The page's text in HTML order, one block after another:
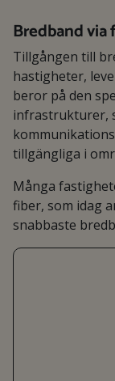
Bredband
Tillgången till
hastigheter,
beror på den
infrastrukturer,
tillgängliga i
Många
fiber, som idag
snabbaste